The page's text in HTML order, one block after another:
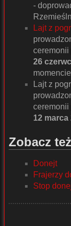
-
Lajt z
ceremonii
26
Lajt z
12 marca
Zobacz też
Donejt
Frajerzy
Stop